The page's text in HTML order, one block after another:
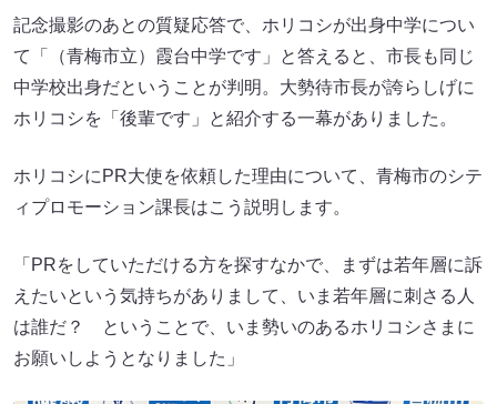
記念撮影のあとの質疑応答で、ホリコシが出身中学につい
て「（青梅市立）霞台中学です」と答えると、市長も同じ
中学校出身だということが判明。大勢待市長が誇らしげに
ホリコシを「後輩です」と紹介する一幕がありました。
ホリコシにPR大使を依頼した理由について、青梅市のシテ
ィプロモーション課長はこう説明します。
「PRをしていただける方を探すなかで、まずは若年層に訴
えたいという気持ちがありまして、いま若年層に刺さる人
は誰だ？ ということで、いま勢いのあるホリコシさまに
お願いしようとなりました」